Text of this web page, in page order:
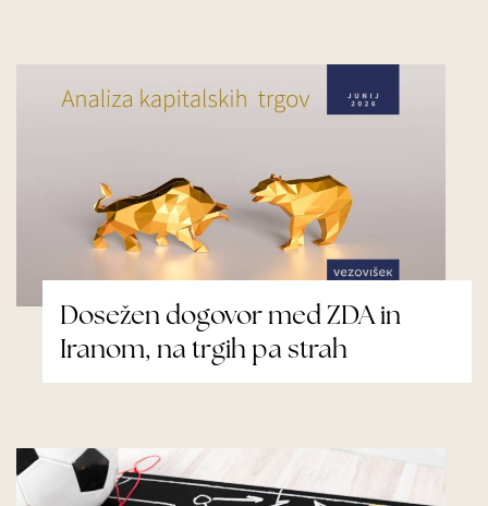
Dosežen dogovor med ZDA in
Iranom, na trgih pa strah